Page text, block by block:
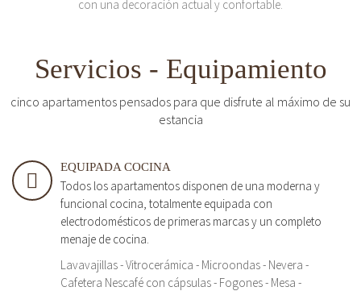
con una decoración actual y confortable.
Servicios - Equipamiento
cinco apartamentos pensados para que disfrute al máximo de su
estancia
EQUIPADA COCINA
Todos los apartamentos disponen de una moderna y
funcional cocina, totalmente equipada con
electrodomésticos de primeras marcas y un completo
menaje de cocina.
Lavavajillas - Vitrocerámica - Microondas - Nevera -
Cafetera Nescafé con cápsulas - Fogones - Mesa -